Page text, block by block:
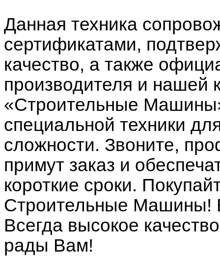
Данная техника
сертификатами,
качество, а также
производителя и нашей
«Строительные
специальной техники
сложности. Звоните,
примут заказ и
короткие сроки.
Строительные Машины!
Всегда высокое
рады Вам!